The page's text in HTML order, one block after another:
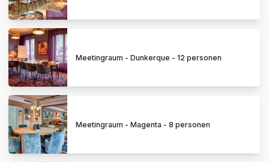
Meetingraum - Dunkerque - 12 personen
Meetingraum - Magenta - 8 personen